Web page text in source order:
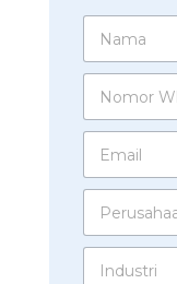
N
m
N
m
W
t
N
m
o
A
E
a
*
P
r
I